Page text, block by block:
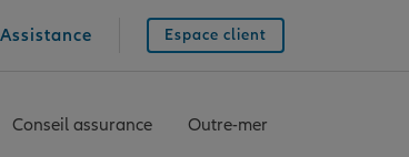
Assistance Espace client
Conseil assurance Outre-mer